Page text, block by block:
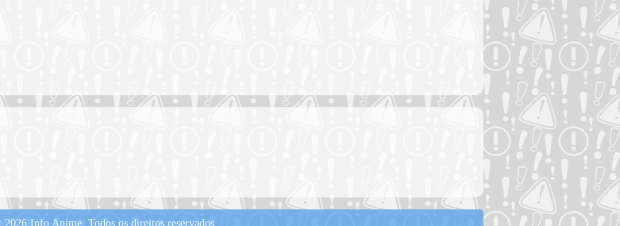
2026 Info Anime. Todos os direitos reservados.